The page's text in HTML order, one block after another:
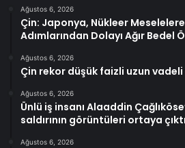
Ağustos 6, 2026
Çin: Japonya, Nükleer Meselelere
Adımlarından Dolayı Ağır Bedel
Ağustos 6, 2026
Çin rekor düşük faizli uzun
Ağustos 6, 2026
Ünlü iş insanı Alaaddin
saldırının görüntüleri ortaya çıktı
Ağustos 6, 2026